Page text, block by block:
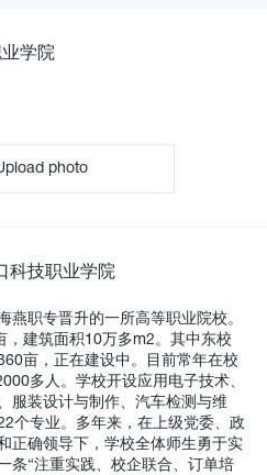
业学院
photo
口科技职业学院
燕职专晋升的一所高等职业院校。
，建筑面积10万多m2。其中东校
亩，正在建设中。目前常年在校
多人。学校开设应用电子技术、
服装设计与制作、汽车检测与维
个专业。多年来，在上级党委、政
正确领导下，学校全体师生勇于实
条“注重实践、校企联合、订单培